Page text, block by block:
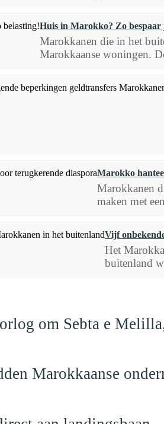
Huis in Marokko? Zo bespaar
Marokkanen die in het
Marokkaanse woningen.
Marokko
Marokkanen
maken met
Vijf
Het
buitenland
om Sebta e
Marokkaanse